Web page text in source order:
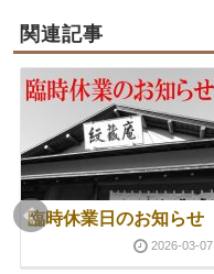
関連記事
臨時休業日のお知らせ
2026-03-07